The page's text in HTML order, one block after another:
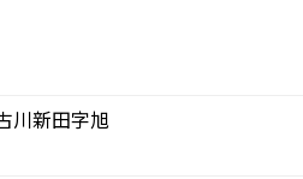
川新田字旭